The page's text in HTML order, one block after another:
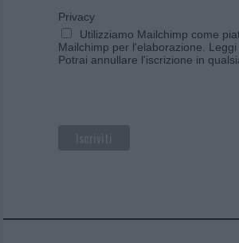
Privacy
Utilizziamo Mailchimp come
Mailchimp per l'elaborazione.
Potrai annullare l'iscrizione in